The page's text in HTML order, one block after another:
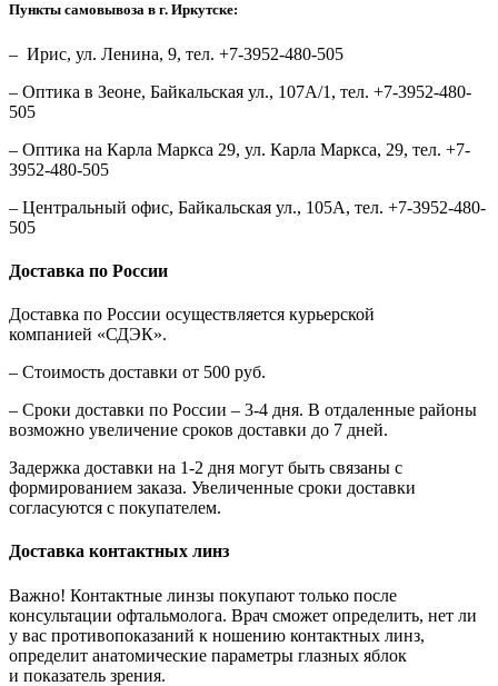
Пункты самовывоза в г. Иркутске:
– Ирис, ул. Ленина, 9, тел. +7-3952-480-505
– Оптика в Зеоне, Байкальская ул., 107А/1, тел. +7-3952-480-
505
– Оптика на Карла Маркса 29, ул. Карла Маркса, 29, тел. +7-
3952-480-505
– Центральный офис, Байкальская ул., 105А, тел. +7-3952-480-
505
Доставка по России
Доставка по России осуществляется курьерской
компанией «СДЭК».
– Стоимость доставки от 500 руб.
– Сроки доставки по России – 3-4 дня. В отдаленные районы
возможно увеличение сроков доставки до 7 дней.
Задержка доставки на 1-2 дня могут быть связаны с
формированием заказа. Увеличенные сроки доставки
согласуются с покупателем.
Доставка контактных линз
Важно! Контактные линзы покупают только после
консультации офтальмолога. Врач сможет определить, нет ли
у вас противопоказаний к ношению контактных линз,
определит анатомические параметры глазных яблок
и показатель зрения.